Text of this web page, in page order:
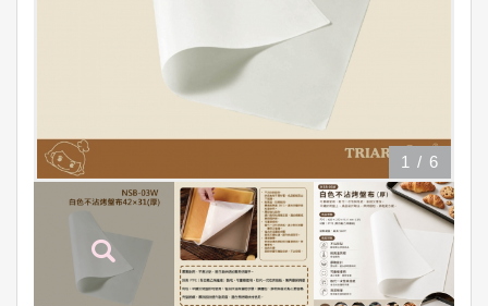
1 / 6